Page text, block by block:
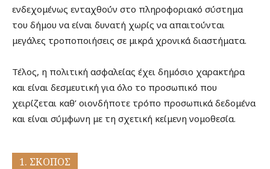
ενδεχομένως ενταχθούν στο πληροφοριακό σύστημα
του δήμου να είναι δυνατή χωρίς να απαιτούνται
μεγάλες τροποποιήσεις σε μικρά χρονικά διαστήματα.
Τέλος, η πολιτική ασφαλείας έχει δημόσιο χαρακτήρα
και είναι δεσμευτική για όλο το προσωπικό που
χειρίζεται καθ’ οιονδήποτε τρόπο προσωπικά δεδομένα
και είναι σύμφωνη με τη σχετική κείμενη νομοθεσία.
1. ΣΚΟΠΟΣ